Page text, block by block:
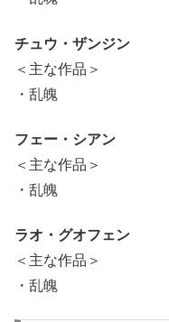
チュウ・ザンジン
＜主な作品＞
・乱魄
フェー・シアン
＜主な作品＞
・乱魄
ラオ・グオフェン
＜主な作品＞
・乱魄